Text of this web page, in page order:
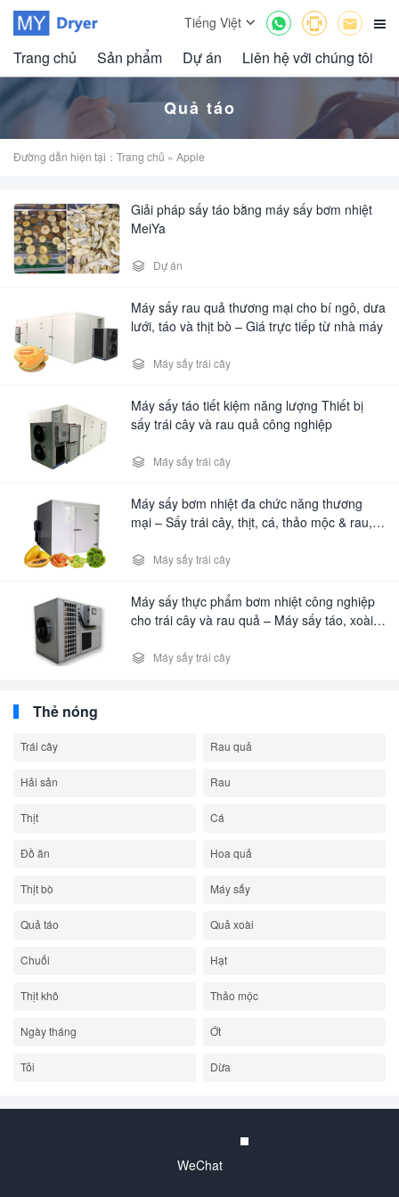

  
Tiếng Việt
Trang chủ Sản phẩm Dự án Liên hệ với chúng tôi
Quả táo
Đường dẫn hiện tại： Trang chủ » Apple
Giải pháp sấy táo bằng máy sấy bơm nhiệt
MeiYa
 Dự án
Máy sấy rau quả thương mại cho bí ngô, dưa
lưới, táo và thịt bò – Giá trực tiếp từ nhà máy
 Máy sấy trái cây
Máy sấy táo tiết kiệm năng lượng Thiết bị
sấy trái cây và rau quả công nghiệp
 Máy sấy trái cây
Máy sấy bơm nhiệt đa chức năng thương
mại – Sấy trái cây, thịt, cá, thảo mộc & rau,

Máy sấy trái cây
Máy sấy thực phẩm bơm nhiệt công nghiệp
cho trái cây và rau quả – Máy sấy táo, xoài,

Máy sấy trái cây
Thẻ nóng
Trái cây Rau quả
Hải sản Rau
Thịt Cá
Đồ ăn Hoa quả
Thịt bò Máy sấy
Quả táo Quả xoài
Chuối Hạt
Thịt khô Thảo mộc
Ngày tháng Ớt
Tỏi Dừa
WeChat